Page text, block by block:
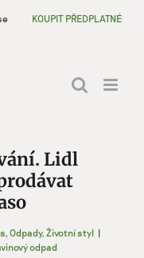
KOUPIT PŘEDPLATNÉ
Lidl
, Odpady, Životní styl |
odpad